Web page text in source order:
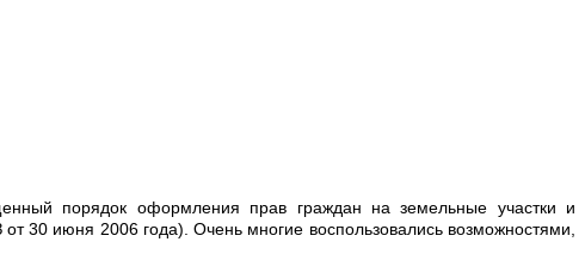
порядок оформления прав граждан на земельные участки и
30 июня 2006 года). Очень многие воспользовались возможностями,